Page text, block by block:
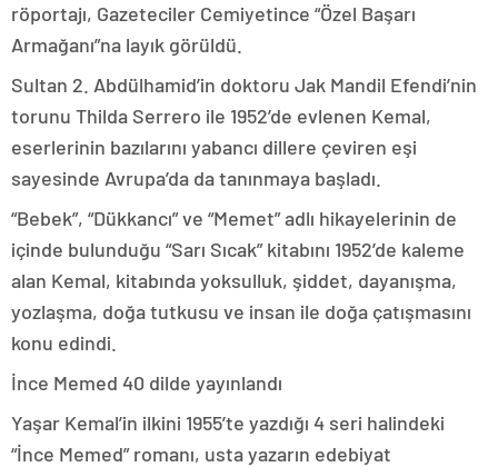
röportajı, Gazeteciler Cemiyetince “Özel Başarı
Armağanı”na layık görüldü.
Sultan 2. Abdülhamid’in doktoru Jak Mandil Efendi’nin
torunu Thilda Serrero ile 1952’de evlenen Kemal,
eserlerinin bazılarını yabancı dillere çeviren eşi
sayesinde Avrupa’da da tanınmaya başladı.
“Bebek”, “Dükkancı” ve “Memet” adlı hikayelerinin de
içinde bulunduğu “Sarı Sıcak” kitabını 1952’de kaleme
alan Kemal, kitabında yoksulluk, şiddet, dayanışma,
yozlaşma, doğa tutkusu ve insan ile doğa çatışmasını
konu edindi.
İnce Memed 40 dilde yayınlandı
Yaşar Kemal’in ilkini 1955’te yazdığı 4 seri halindeki
“İnce Memed” romanı, usta yazarın edebiyat